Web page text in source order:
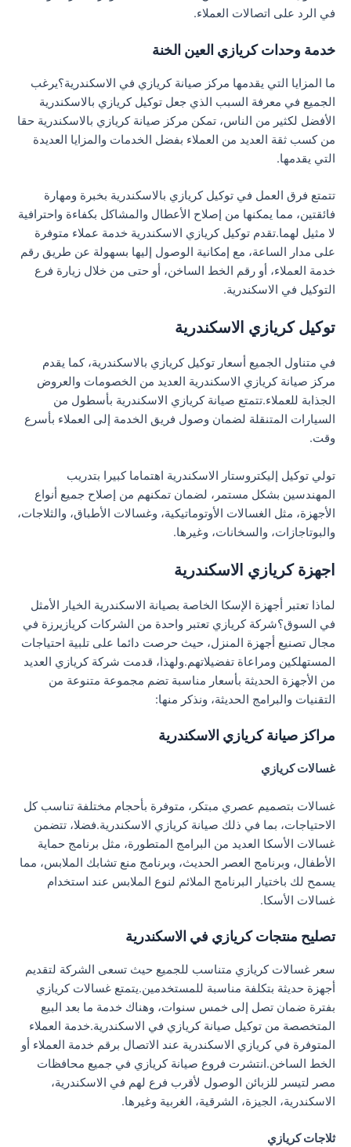
في الرد على اتصالات العملاء.
خدمة وحدات كريازي العين الخنة
ما المزايا التي يقدمها مركز صيانة كريازي في الاسكندرية؟يرغب
الجميع في معرفة السبب الذي جعل توكيل كريازي بالاسكندرية
الأفضل لكثير من الناس، تمكن مركز صيانة كريازي بالاسكندرية حقا
من كسب ثقة العديد من العملاء بفضل الخدمات والمزايا العديدة
التي يقدمها.
تتمتع فرق العمل في توكيل كريازي بالاسكندرية بخبرة ومهارة
فائقتين، مما يمكنها من إصلاح الأعطال والمشاكل بكفاءة واحترافية
لا مثيل لهما.تقدم توكيل كريازي الاسكندرية خدمة عملاء متوفرة
على مدار الساعة، مع إمكانية الوصول إليها بسهولة عن طريق رقم
خدمة العملاء، أو رقم الخط الساخن، أو حتى من خلال زيارة فرع
التوكيل في الاسكندرية.
توكيل كريازي الاسكندرية
في متناول الجميع أسعار توكيل كريازي بالاسكندرية، كما يقدم
مركز صيانة كريازي الاسكندرية العديد من الخصومات والعروض
الجذابة للعملاء.تتمتع صيانة كريازي الاسكندرية بأسطول من
السيارات المتنقلة لضمان وصول فريق الخدمة إلى العملاء بأسرع
وقت.
تولي توكيل إليكتروستار الاسكندرية اهتماما كبيرا بتدريب
المهندسين بشكل مستمر، لضمان تمكنهم من إصلاح جميع أنواع
الأجهزة، مثل الغسالات الأوتوماتيكية، وغسالات الأطباق، والثلاجات،
والبوتاجازات، والسخانات، وغيرها.
اجهزة كريازي الاسكندرية
لماذا تعتبر أجهزة الإسكا الخاصة بصيانة الاسكندرية الخيار الأمثل
في السوق؟شركة كريازي تعتبر واحدة من الشركات كريازيرزة في
مجال تصنيع أجهزة المنزل، حيث حرصت دائما على تلبية احتياجات
المستهلكين ومراعاة تفضيلاتهم.ولهذا، قدمت شركة كريازي العديد
من الأجهزة الحديثة بأسعار مناسبة تضم مجموعة متنوعة من
التقنيات والبرامج الحديثة، ونذكر منها:
مراكز صيانة كريازي الاسكندرية
غسالات كريازي
غسالات بتصميم عصري مبتكر، متوفرة بأحجام مختلفة تناسب كل
الاحتياجات، بما في ذلك صيانة كريازي الاسكندرية.فضلا، تتضمن
غسالات الأسكا العديد من البرامج المتطورة، مثل برنامج حماية
الأطفال، وبرنامج العصر الحديث، وبرنامج منع تشابك الملابس، مما
يسمح لك باختيار البرنامج الملائم لنوع الملابس عند استخدام
غسالات الأسكا.
تصليح منتجات كريازي في الاسكندرية
سعر غسالات كريازي متناسب للجميع حيث تسعى الشركة لتقديم
أجهزة حديثة بتكلفة مناسبة للمستخدمين.يتمتع غسالات كريازي
بفترة ضمان تصل إلى خمس سنوات، وهناك خدمة ما بعد البيع
المتخصصة من توكيل صيانة كريازي في الاسكندرية.خدمة العملاء
المتوفرة في كريازي الاسكندرية عند الاتصال برقم خدمة العملاء أو
الخط الساخن.انتشرت فروع صيانة كريازي في جميع محافظات
مصر لتيسر للزبائن الوصول لأقرب فرع لهم في الاسكندرية،
الاسكندرية، الجيزة، الشرقية، الغربية وغيرها.
ثلاجات كريازي